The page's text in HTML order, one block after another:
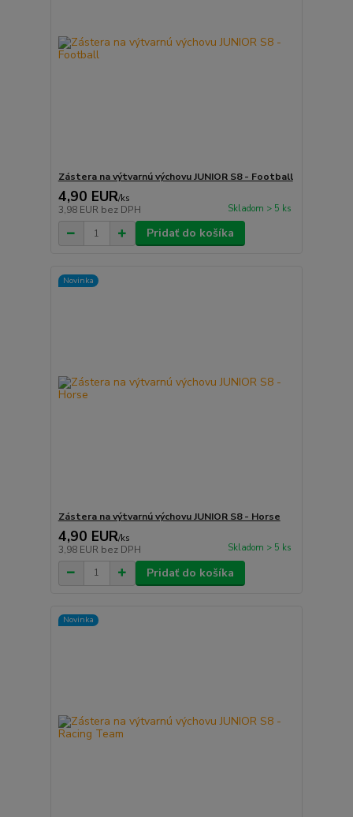
Zástera na výtvarnú výchovu JUNIOR S8 - Football
4,90 EUR/ks
3,98 EUR bez DPH Skladom > 5 ks
Pridať do košíka
Novinka
Zástera na výtvarnú výchovu JUNIOR S8 - Horse
4,90 EUR/ks
3,98 EUR bez DPH Skladom > 5 ks
Pridať do košíka
Novinka